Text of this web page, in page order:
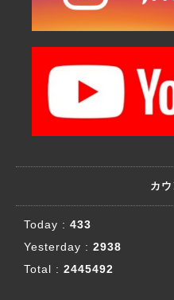
カ
Today : 433
Yesterday : 2938
Total : 2445492